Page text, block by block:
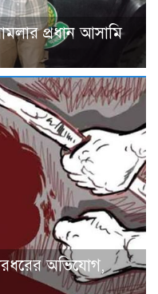
প্রধান আসামি
অভিযোগ,